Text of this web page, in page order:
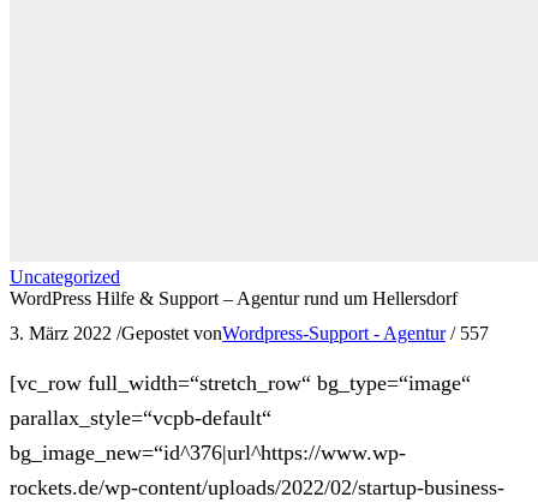
Uncategorized
WordPress Hilfe & Support – Agentur rund um Hellersdorf
3. März 2022 /Gepostet vonWordpress-Support - Agentur / 557
[vc_row full_width=“stretch_row“ bg_type=“image“
parallax_style=“vcpb-default“
bg_image_new=“id^376|url^https://www.wp-
rockets.de/wp-content/uploads/2022/02/startup-business-